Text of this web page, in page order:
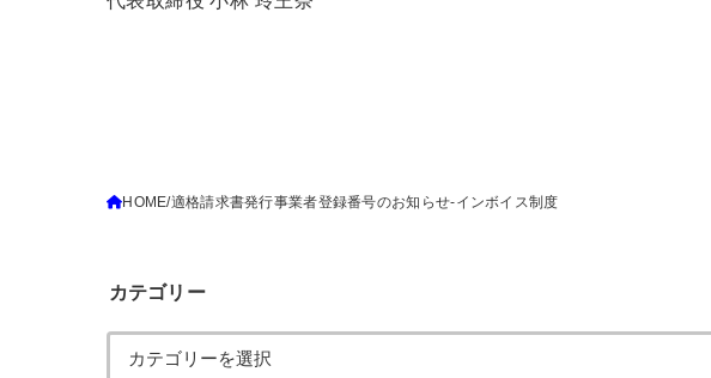
HOME 適格請求書発行事業者登録番号のお知らせ-インボイス制度
カテゴリー